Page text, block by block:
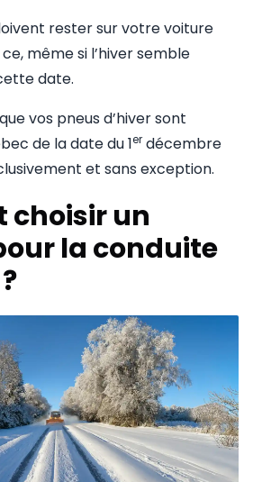
rester sur votre voiture
ce, même si l’hiver semble
date.
vos pneus d’hiver sont
de la date du 1er décembre
et sans exception.
choisir un
la conduite